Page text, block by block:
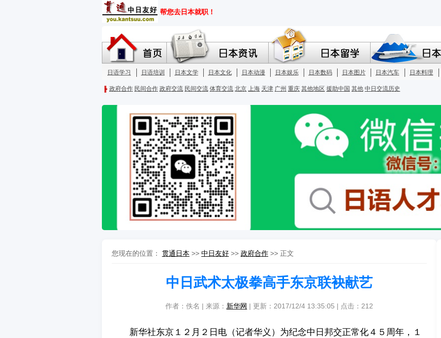
您现在的位置： 贯通日本 >> 中日友好 >> 政府合作 >> 正文
中日武术太极拳高手东京联袂献艺
作者：佚名 | 来源： 新华网 | 更新：2017/12/4 13:35:05 | 点击： 212
新华社东京１２月２日电（记者华义）为纪念中日邦交正常化４５周年，１